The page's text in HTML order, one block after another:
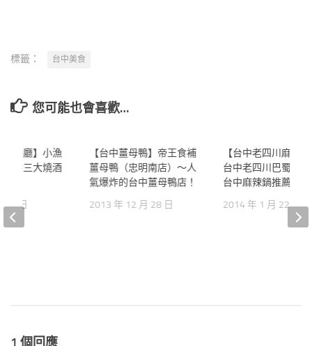
標籤： 台中美食
您可能也會喜歡…
【台中薑母鴨】帝王食補
薑母鴨（忠明南店）～人
氣爆炸的台中薑母鴨店！
2013 年 12 月 28 日
【台中老四川麻辣
台中老四川巴蜀麻
台中麻辣鍋推薦
2014 年 1 月 22 日
雞餐廳】小漁
台中三大燒酒
4 日
1 個回應